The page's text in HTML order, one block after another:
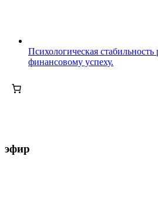
Психологическая
финансовому успеху.
эфир